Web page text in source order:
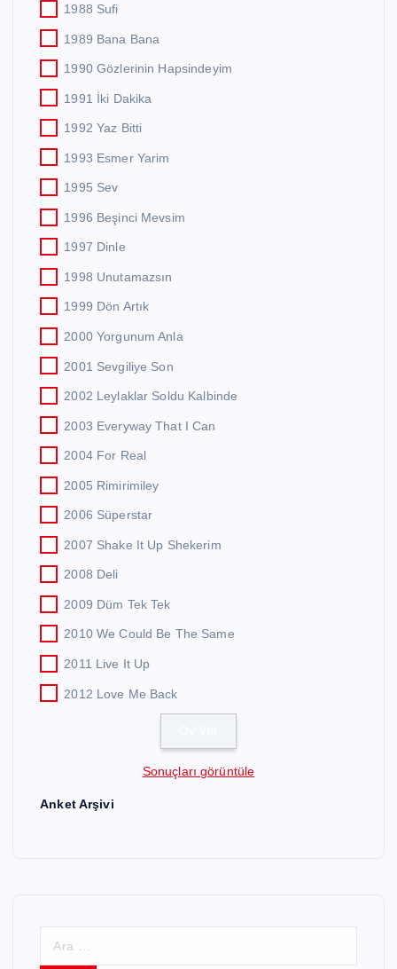
1988 Sufi
1989 Bana Bana
1990 Gözlerinin Hapsindeyim
1991 İki Dakika
1992 Yaz Bitti
1993 Esmer Yarim
1995 Sev
1996 Beşinci Mevsim
1997 Dinle
1998 Unutamazsın
1999 Dön Artık
2000 Yorgunum Anla
2001 Sevgiliye Son
2002 Leylaklar Soldu Kalbinde
2003 Everyway That I Can
2004 For Real
2005 Rimirimiley
2006 Süperstar
2007 Shake It Up Shekerim
2008 Deli
2009 Düm Tek Tek
2010 We Could Be The Same
2011 Live It Up
2012 Love Me Back
Sonuçları görüntüle
Anket Arşivi